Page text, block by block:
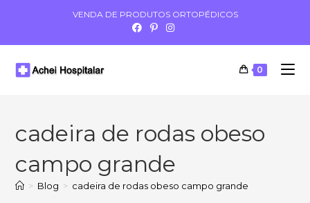
VENDA DE PRODUTOS ORTOPÉDICOS
0
cadeira de rodas obeso
campo grande
> Blog > cadeira de rodas obeso campo grande